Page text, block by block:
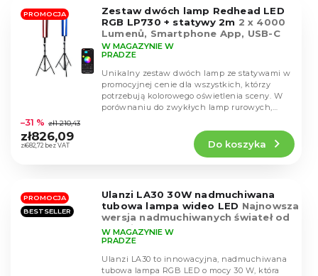
gwiazdek.
PROMOCJA
Zestaw dwóch lamp Redhead LED
RGB LP730 + statywy 2m 2 x 4000
Lumenů, Smartphone App, USB-C
ocena
produktu
wynosi
gwiazdek.
W MAGAZYNIE W
PRADZE
zł682,72 bez VAT
–31 % zł1 210,43
zł826,09
Do koszyka
Unikalny zestaw dwóch lamp ze statywami w
promocyjnej cenie dla wszystkich, którzy
potrzebują kolorowego oświetlenia sceny. W
porównaniu do zwykłych lamp rurowych,
PROMOCJA
BESTSELLER
Ulanzi LA30 30W nadmuchiwana
tubowa lampa wideo LED Najnowsza
wersja nadmuchiwanych świateł od
Ulanzi
W MAGAZYNIE W
PRADZE
Ulanzi LA30 to innowacyjna, nadmuchiwana
tubowa lampa RGB LED o mocy 30 W, która